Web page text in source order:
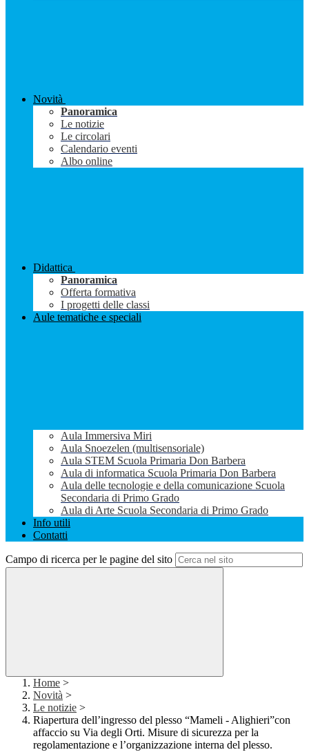
Novità
Panoramica
Le notizie
Le circolari
Calendario eventi
Albo online
Didattica
Panoramica
Offerta formativa
I progetti delle classi
Aule tematiche e speciali
Aula Immersiva Miri
Aula Snoezelen (multisensoriale)
Aula STEM Scuola Primaria Don Barbera
Aula di informatica Scuola Primaria Don Barbera
Aula delle tecnologie e della comunicazione Scuola
Secondaria di Primo Grado
Aula di Arte Scuola Secondaria di Primo Grado
Info utili
Contatti
Campo di ricerca per le pagine del sito
Home >
Novità >
Le notizie >
Riapertura dell’ingresso del plesso “Mameli - Alighieri”con
affaccio su Via degli Orti. Misure di sicurezza per la
regolamentazione e l’organizzazione interna del plesso.